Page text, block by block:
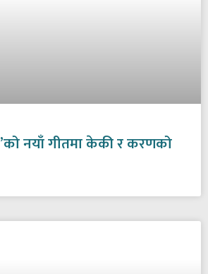
नयाँ गीतमा केकी र करणको